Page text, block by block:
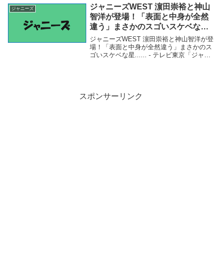
ズ」関連商品『タレントパワーランキン
グ』が10～...
ジャニーズ
ジャニーズWEST 濵田崇裕と神山
智洋が登場！「表面と中身が全然
違う」まさかのスゴいスケベな
星…… – テレビ東京
ジャニーズWEST 濵田崇裕と神山智洋が登
場！「表面と中身が全然違う」まさかのス
ゴいスケベな星...... - テレビ東京「ジャニ
スポンサーリンク